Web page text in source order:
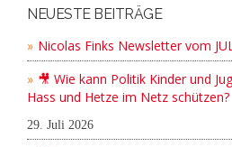
NEUESTE BEITRÄGE
Nicolas Finks Newsletter vom
🎥 Wie kann Politik Kinder und
Hass und Hetze im Netz schützen?
29. Juli 2026